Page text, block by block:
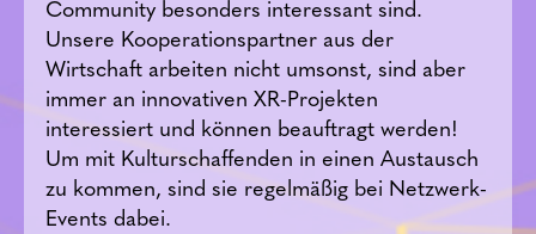
Community besonders interessant sind.
Unsere Kooperationspartner aus der
Wirtschaft arbeiten nicht umsonst, sind aber
immer an innovativen XR-Projekten
interessiert und können beauftragt werden!
Um mit Kulturschaffenden in einen Austausch
zu kommen, sind sie regelmäßig bei Netzwerk-
Events dabei.